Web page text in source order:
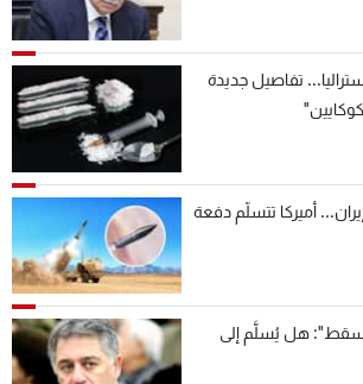
تفاصيل جديدة
أميركا تتسلّم دفعة
سقط": هل يُسلَّم إلى